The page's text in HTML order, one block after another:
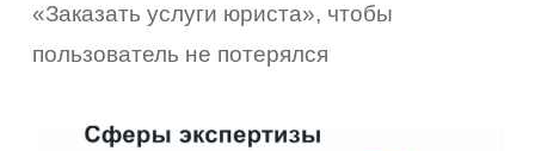
«Заказать услуги юриста», чтобы
пользователь не потерялся